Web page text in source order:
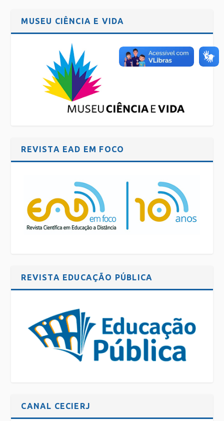
ações pontuais em outras localidades.
Todas as informações sobre este processo seletivo estão
https://www.cecierj.edu.br/divulgacao-
cientifica/trabalhe-conosco
MUSEU CIÊNCIA E VIDA
REVISTA EAD EM FOCO
REVISTA EDUCAÇÃO PÚBLICA
CANAL CECIERJ